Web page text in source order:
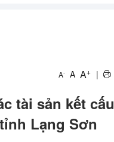
A- A A+ |
tài sản kết cấu
Lạng Sơn